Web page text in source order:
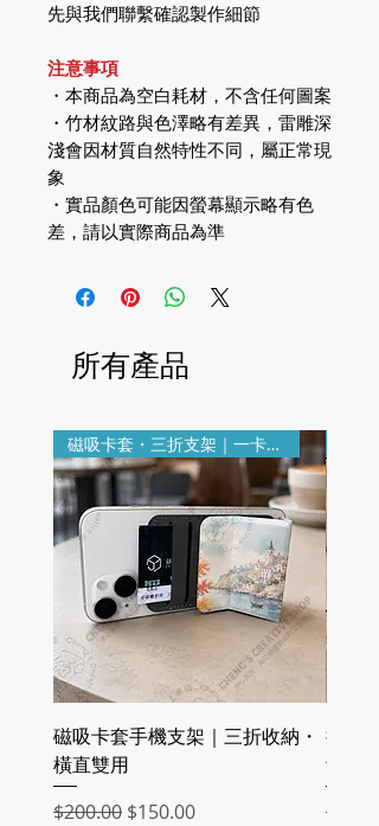
先與我們聯繫確認製作細節
注意事項
・本商品為空白耗材，不含任何圖案
・竹材紋路與色澤略有差異，雷雕深
淺會因材質自然特性不同，屬正常現
象
・實品顏色可能因螢幕顯示略有色
差，請以實際商品為準
所有產品
磁吸卡套・三折支架｜一卡一架輕鬆隨行
磁吸卡套手機支架｜三折收納・
橫直雙用
一般價格
$200.00 促銷價格
$150.00
折疊
飾品
一般價